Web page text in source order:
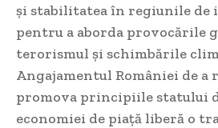
și stabilitatea în regiunile de
pentru a aborda provocările
terorismul și schimbările
Angajamentul României de a
promova principiile statului
economiei de piață liberă o